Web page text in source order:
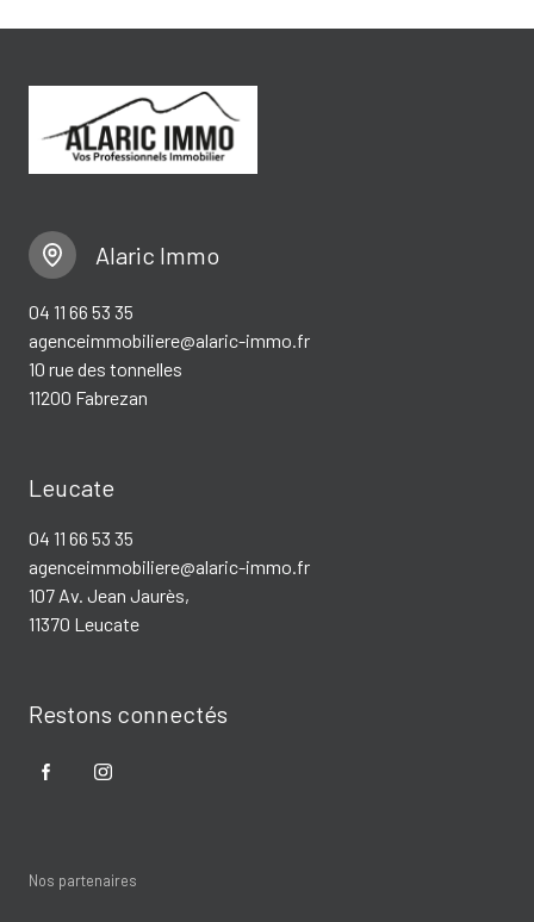
Alaric Immo
04 11 66 53 35
agenceimmobiliere@alaric-immo.fr
10 rue des tonnelles
11200 Fabrezan
Leucate
04 11 66 53 35
agenceimmobiliere@alaric-immo.fr
107 Av. Jean Jaurès,
11370 Leucate
Restons connectés
Nos partenaires